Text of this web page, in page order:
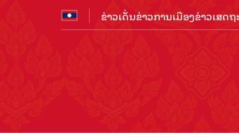
ຂ່າວເດັ່ນຂ່າວການເມືອງຂ່າວເສດ